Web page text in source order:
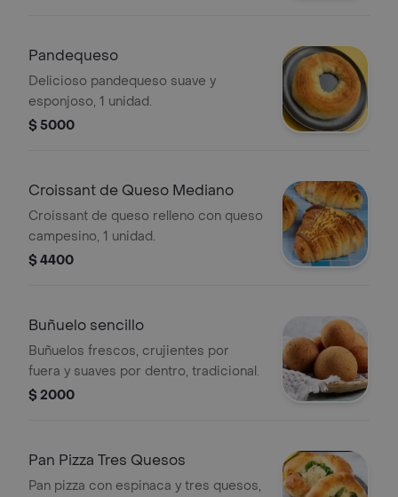
Pandequeso
Delicioso pandequeso suave y
esponjoso, 1 unidad.
$ 5000
Croissant de Queso Mediano
Croissant de queso relleno con queso
campesino, 1 unidad.
$ 4400
Buñuelo sencillo
Buñuelos frescos, crujientes por
fuera y suaves por dentro, tradicional.
$ 2000
Pan Pizza Tres Quesos
Pan pizza con espinaca y tres quesos,